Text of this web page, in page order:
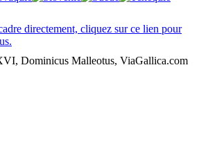
directement, cliquez sur ce lien pour
Dominicus Malleotus, ViaGallica.com